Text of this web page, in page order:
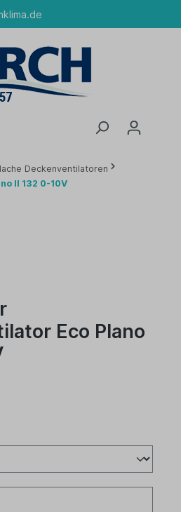
Deckenventilatoren
II 132 0-10V
Eco Plano